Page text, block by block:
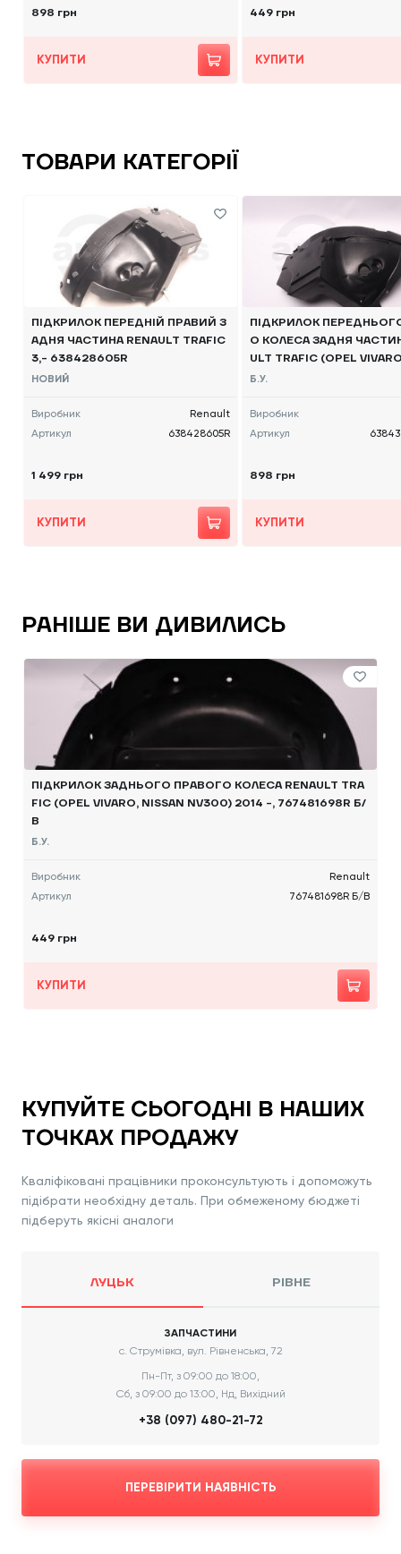
898 грн
КУПИТИ
449 грн
КУПИТИ
ТОВАРИ КАТЕГОРІЇ
ПІДКРИЛОК ПЕРЕДНІЙ ПРАВИЙ З
АДНЯ ЧАСТИНА RENAULT TRAFIC
3,- 638428605R
НОВИЙ
Виробник
Renault
Артикул
638428605R
1 499 грн
КУПИТИ
ПІДКРИЛОК
О КОЛЕСА ЗАДНЯ
ULT TRAFIC (OPEL
N NV300) 2014 -,
Б.У.
Виробник
Артикул
898 грн
КУПИТИ
РАНІШЕ ВИ ДИВИЛИСЬ
ПІДКРИЛОК ЗАДНЬОГО ПРАВОГО КОЛЕСА RENAULT TRA
FIC (OPEL VIVARO, NISSAN NV300) 2014 -, 767481698R Б/
В
Б.У.
Виробник
Renault
Артикул
767481698R Б/В
449 грн
КУПИТИ
КУПУЙТЕ СЬОГОДНІ В НАШИХ
ТОЧКАХ ПРОДАЖУ
Кваліфіковані працівники проконсультують і допоможуть
підібрати необхідну деталь. При обмеженому бюджеті
підберуть якісні аналоги
ЛУЦЬК РІВНЕ
ЗАПЧАСТИНИ
с. Струмівка, вул. Рівненська, 72
Пн-Пт, з 09:00 до 18:00,
Сб, з 09:00 до 13:00, Нд, Вихідний
+38 (097) 480-21-72
ПЕРЕВІРИТИ НАЯВНІСТЬ